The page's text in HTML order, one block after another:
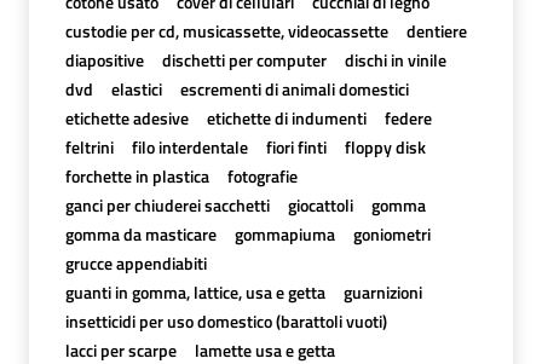
custodie per cd, musicassette, videocassette
dentiere
diapositive
dischetti per computer
dischi in vinile
dvd
elastici
escrementi di animali domestici
etichette adesive
etichette di indumenti
federe
feltrini
filo interdentale fiori finti
floppy disk
forchette in plastica
fotografie
ganci per chiuderei sacchetti
giocattoli
gomma
gomma da masticare
gommapiuma
goniometri
grucce appendiabiti
guanti in gomma, lattice, usa e getta
guarnizioni
insetticidi per uso domestico (barattoli vuoti)
lacci per scarpe
lamette usa e getta